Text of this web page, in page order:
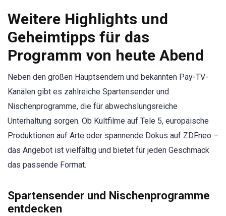
Weitere Highlights und
Geheimtipps für das
Programm von heute Abend
Neben den großen Hauptsendern und bekannten Pay-TV-
Kanälen gibt es zahlreiche Spartensender und
Nischenprogramme, die für abwechslungsreiche
Unterhaltung sorgen. Ob Kultfilme auf Tele 5, europäische
Produktionen auf Arte oder spannende Dokus auf ZDFneo –
das Angebot ist vielfältig und bietet für jeden Geschmack
das passende Format.
Spartensender und Nischenprogramme
entdecken